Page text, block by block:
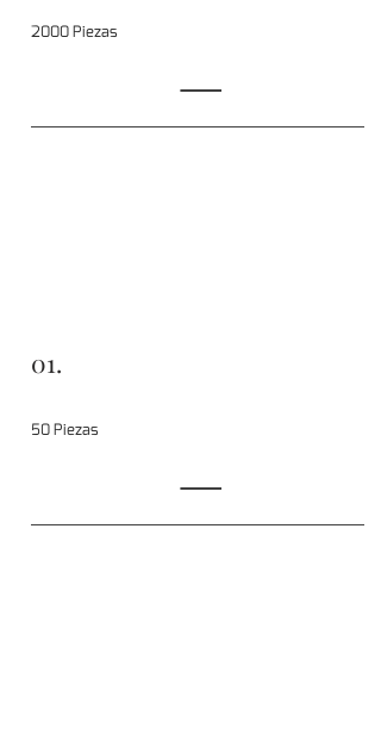
2000 Piezas
01.
50 Piezas